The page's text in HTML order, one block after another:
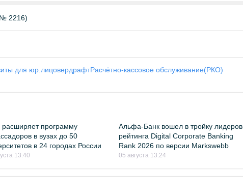
2216)
для юр.лицовердрафтРасчётно-кассовое обслуживание(РКО)
программу
в вузах до 50
в 24 городах России
13:40
Альфа-Банк вошел в тройку лидеров
рейтинга Digital Corporate Banking
Rank 2026 по версии Markswebb
05 августа 13:24